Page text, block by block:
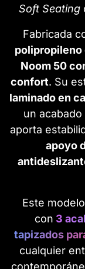
Soft Seating
Fabricada
polipropileno
Noom 50
confort. Su
laminado en
un acabado
aporta
apoyo
Este
con 3
tapizados
cualquier